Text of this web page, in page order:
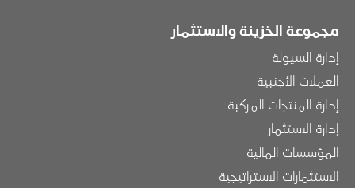
مجموعة الخزينة والاستثمار
إدارة السيولة
العملات الأجنبية
إدارة المنتجات المركبة
إدارة الاستثمار
المؤسسات المالية
الاستثمارات الاستراتيجية